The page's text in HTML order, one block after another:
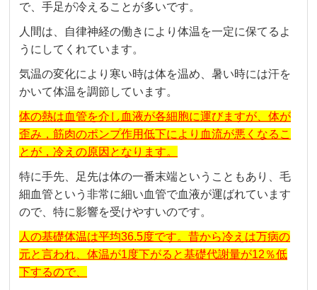
で、手足が冷えることが多いです。
人間は、自律神経の働きにより体温を一定に保てるよ
うにしてくれています。
気温の変化により寒い時は体を温め、暑い時には汗を
かいて体温を調節しています。
体の熱は血管を介し血液が各細胞に運びますが、体が
歪み，筋肉のポンプ作用低下により血流が悪くなるこ
とが，冷えの原因となります。
特に手先、足先は体の一番末端ということもあり、毛
細血管という非常に細い血管で血液が運ばれています
ので、特に影響を受けやすいのです。
人の基礎体温は平均36.5度です。昔から冷えは万病の
元と言われ、体温が1度下がると基礎代謝量が12％低
下するので、